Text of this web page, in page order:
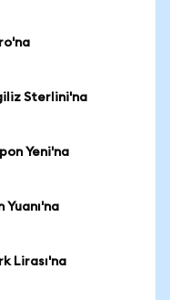
Sterlini'na
Yeni'na
Yuanı'na
Lirası'na